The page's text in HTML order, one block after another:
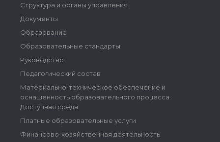
Структура и органы управления
Документы
Образование
Образовательные стандарты
Руководство
Педагогический состав
Материально-техническое обеспечение и
оснащенность образовательного процесса.
Доступная среда
Платные образовательные услуги
Финансово-хозяйственная деятельность